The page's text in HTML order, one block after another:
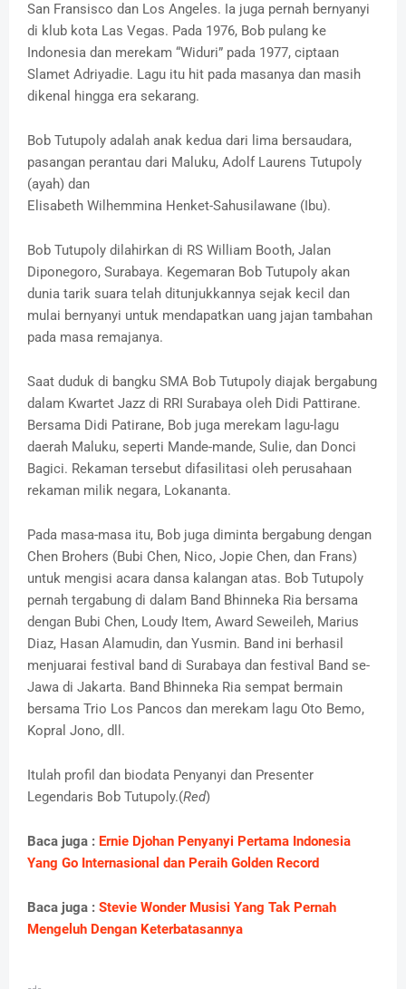
San Fransisco dan Los Angeles. Ia juga pernah bernyanyi
di klub kota Las Vegas. Pada 1976, Bob pulang ke
Indonesia dan merekam “Widuri” pada 1977, ciptaan
Slamet Adriyadie. Lagu itu hit pada masanya dan masih
dikenal hingga era sekarang.
Bob Tutupoly adalah anak kedua dari lima bersaudara,
pasangan perantau dari Maluku, Adolf Laurens Tutupoly
(ayah) dan
Elisabeth Wilhemmina Henket-Sahusilawane (Ibu).
Bob Tutupoly dilahirkan di RS William Booth, Jalan
Diponegoro, Surabaya. Kegemaran Bob Tutupoly akan
dunia tarik suara telah ditunjukkannya sejak kecil dan
mulai bernyanyi untuk mendapatkan uang jajan tambahan
pada masa remajanya.
Saat duduk di bangku SMA Bob Tutupoly diajak bergabung
dalam Kwartet Jazz di RRI Surabaya oleh Didi Pattirane.
Bersama Didi Patirane, Bob juga merekam lagu-lagu
daerah Maluku, seperti Mande-mande, Sulie, dan Donci
Bagici. Rekaman tersebut difasilitasi oleh perusahaan
rekaman milik negara, Lokananta.
Pada masa-masa itu, Bob juga diminta bergabung dengan
Chen Brohers (Bubi Chen, Nico, Jopie Chen, dan Frans)
untuk mengisi acara dansa kalangan atas. Bob Tutupoly
pernah tergabung di dalam Band Bhinneka Ria bersama
dengan Bubi Chen, Loudy Item, Award Seweileh, Marius
Diaz, Hasan Alamudin, dan Yusmin. Band ini berhasil
menjuarai festival band di Surabaya dan festival Band se-
Jawa di Jakarta. Band Bhinneka Ria sempat bermain
bersama Trio Los Pancos dan merekam lagu Oto Bemo,
Kopral Jono, dll.
Itulah profil dan biodata Penyanyi dan Presenter
Legendaris Bob Tutupoly.(Red)
Baca juga : Ernie Djohan Penyanyi Pertama Indonesia
Yang Go Internasional dan Peraih Golden Record
Baca juga : Stevie Wonder Musisi Yang Tak Pernah
Mengeluh Dengan Keterbatasannya